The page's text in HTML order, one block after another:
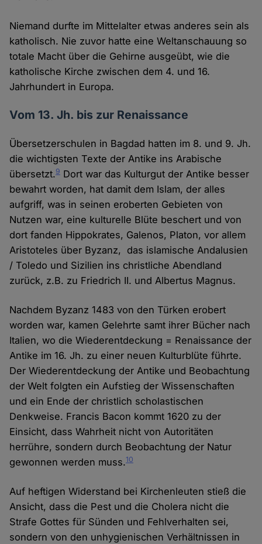
Niemand durfte im Mittelalter etwas anderes sein als
katholisch. Nie zuvor hatte eine Weltanschauung so
totale Macht über die Gehirne ausgeübt, wie die
katholische Kirche zwischen dem 4. und 16.
Jahrhundert in Europa.
Vom 13. Jh. bis zur Renaissance
Übersetzerschulen in Bagdad hatten im 8. und 9. Jh.
die wichtigsten Texte der Antike ins Arabische
übersetzt.9 Dort war das Kulturgut der Antike besser
bewahrt worden, hat damit dem Islam, der alles
aufgriff, was in seinen eroberten Gebieten von
Nutzen war, eine kulturelle Blüte beschert und von
dort fanden Hippokrates, Galenos, Platon, vor allem
Aristoteles über Byzanz, das islamische Andalusien
/ Toledo und Sizilien ins christliche Abendland
zurück, z.B. zu Friedrich II. und Albertus Magnus.
Nachdem Byzanz 1483 von den Türken erobert
worden war, kamen Gelehrte samt ihrer Bücher nach
Italien, wo die Wiederentdeckung = Renaissance der
Antike im 16. Jh. zu einer neuen Kulturblüte führte.
Der Wiederentdeckung der Antike und Beobachtung
der Welt folgten ein Aufstieg der Wissenschaften
und ein Ende der christlich scholastischen
Denkweise. Francis Bacon kommt 1620 zu der
Einsicht, dass Wahrheit nicht von Autoritäten
herrühre, sondern durch Beobachtung der Natur
gewonnen werden muss.10
Auf heftigen Widerstand bei Kirchenleuten stieß die
Ansicht, dass die Pest und die Cholera nicht die
Strafe Gottes für Sünden und Fehlverhalten sei,
sondern von den unhygienischen Verhältnissen in